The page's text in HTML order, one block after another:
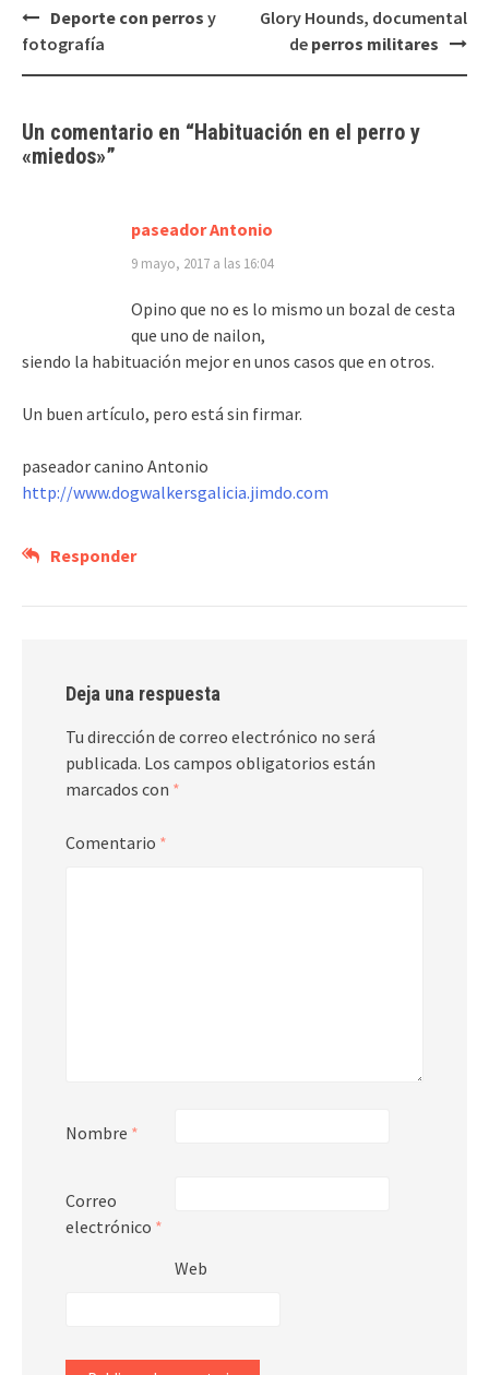
Navegación
de
entradas
Deporte con perros y
fotografía
Glory Hounds, documental
de perros militares
Un comentario en “Habituación en el perro y
«miedos»”
paseador Antonio
9 mayo, 2017 a las 16:04
Opino que no es lo mismo un bozal de cesta
que uno de nailon,
siendo la habituación mejor en unos casos que en otros.
Un buen artículo, pero está sin firmar.
paseador canino Antonio
http://www.dogwalkersgalicia.jimdo.com
Responder
Deja una respuesta
Tu dirección de correo electrónico no será
publicada. Los campos obligatorios están
marcados con *
Comentario *
Nombre *
Correo
electrónico *
Web